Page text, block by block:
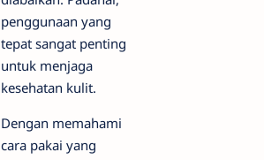
penggunaan yang
tepat sangat penting
untuk menjaga
kesehatan kulit.
Dengan memahami
cara pakai yang